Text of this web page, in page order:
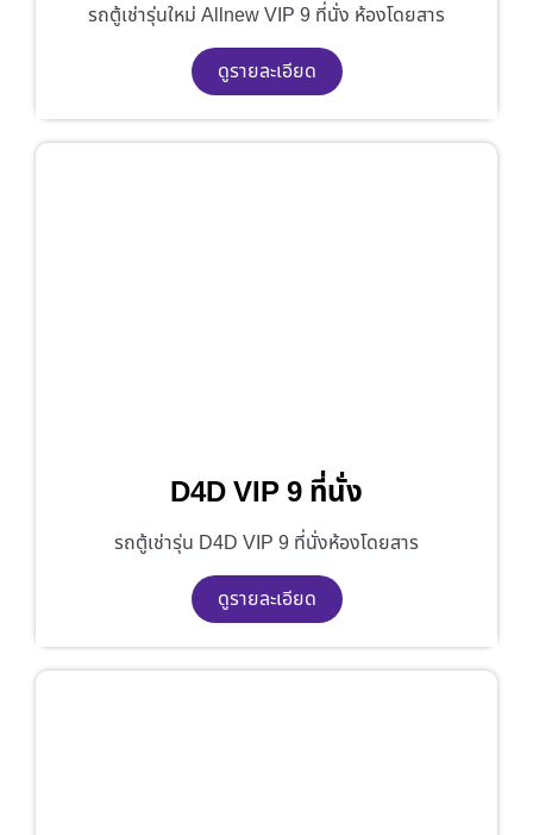
รถตู้เช่ารุ่นใหม่ Allnew VIP 9 ที่นั่ง ห้องโดยสาร
ดูรายละเอียด
D4D VIP 9 ที่นั่ง
รถตู้เช่ารุ่น D4D VIP 9 ที่นั่งห้องโดยสาร
ดูรายละเอียด